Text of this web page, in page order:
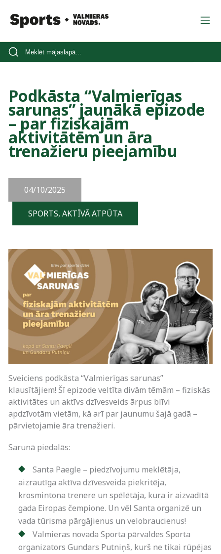
Podkāsta “Valmierīgas
sarunas” jaunākā epizode
– par fiziskajām
aktivitātēm un āra
trenažieru pieejamību
04/10/2025
SPORTS, AKTĪVĀ ATPŪTA
Sveiciens podkāsta “Valmierīgas sarunas”
klausītājiem! Šī epizode veltīta divām tēmām – fiziskās
aktivitātes un aktīvs dzīvesveids ārpus blīvi
apdzīvotām vietām, kā arī par jaunumu šajā gadā –
pārvietojamie āra trenažieri.
Sarunā piedalās:
Santa Paegle – piedzīvojumu meklētāja,
aizrautīga aktīva dzīvesveida piekritēja,
krosmintona trenere un spēlētāja, kura ir aizvadītā
gada Eiropas čempione. Un vēl Santa organizē un
vada tūrisma pārgājienus un velobraucienus!
Valmieras novada Sporta pārvaldes Sporta
organizators Gundars Putniņš, kurš ne tikai rūpējas